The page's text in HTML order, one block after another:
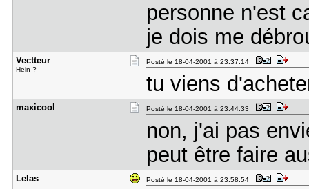
personne n'est
je dois me
Vectteur
Hein ?
Posté le 18-04-2001 à 23:37:14
tu viens
maxicool Posté le 18-04-2001 à 23:44:33
non, j'ai pas
peut être faire
Lelas Posté le 18-04-2001 à 23:58:54